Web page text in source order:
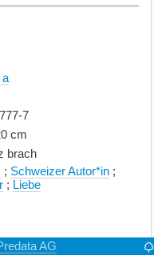
a
7
cm
brach
; Schweizer Autor*in;
; Liebe
AG